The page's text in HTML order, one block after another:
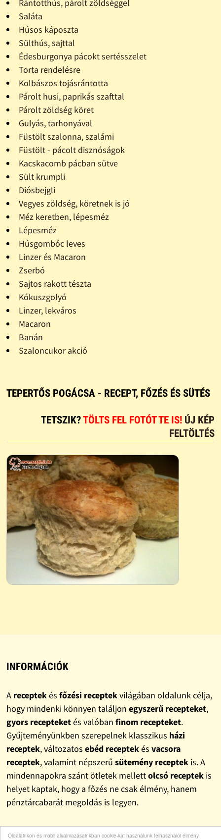
Oldalainkon és mobil alkalmazásainkban cookie-kat használunk felhasználói élmény
Rántotthús, párolt zöldséggel
Saláta
Húsos káposzta
Sülthús, sajttal
Édesburgonya pácokt sertésszelet
Torta rendelésre
Kolbászos tojásrántotta
Párolt husi, paprikás szafttal
Párolt zöldség köret
Gulyás, tarhonyával
Füstölt szalonna, szalámi
Füstölt - pácolt disznóságok
Kacskacomb pácban sütve
Sült krumpli
Diósbejgli
Vegyes zöldség, köretnek is jó
Méz keretben, lépesméz
Lépesméz
Húsgombóc leves
Linzer és Macaron
Zserbó
Sajtos rakott tészta
Kókuszgolyó
Linzer, lekváros
Macaron
Banán
Szaloncukor akció
TEPERTŐS POGÁCSA - RECEPT, FŐZÉS ÉS SÜTÉS
TETSZIK?TÖLTS FEL FOTÓT TE IS! ÚJ KÉP
FELTÖLTÉS
INFORMÁCIÓK
A receptekés főzési receptekvilágában oldalunk célja,
hogy mindenki könnyen találjon egyszerű recepteket,
gyors recepteketés valóban finom recepteket.
Gyűjteményünkben szerepelnek klasszikus házi
receptek, változatos ebéd receptekés vacsora
receptek, valamint népszerű sütemény receptekis. A
mindennapokra szánt ötletek mellettolcsó receptekis
helyet kaptak, hogy a főzés ne csak élmény, hanem
pénztárcabarát megoldás is legyen.